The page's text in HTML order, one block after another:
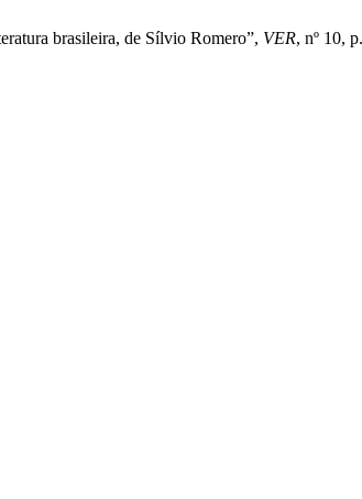
brasileira, de Sílvio Romero”, VER, nº 10,